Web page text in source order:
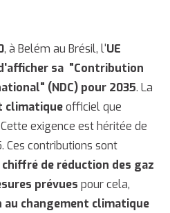
, à Belém au Brésil, l'UE
sa "Contribution
(NDC) pour 2035. La
climatiqueofficiel que
exigence est héritée de
Ces contributions sont
de réduction des gaz
prévues pour cela,
au changement climatique